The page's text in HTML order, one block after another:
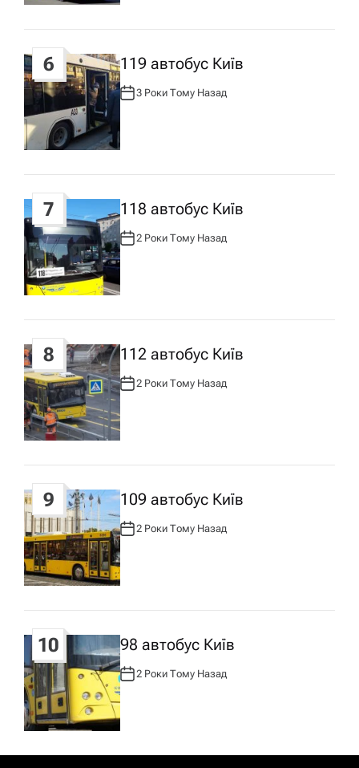
:
6 119 автобус Київ
А
Р
:
3 Роки Тому Назад
7 118 автобус Київ
А
В
Т
Р
:
2 Роки Тому Назад
8 112 автобус Київ
А
В
О
Р
:
2 Роки Тому Назад
9 109 автобус Київ
А
В
Т
О
Р
:
2 Роки Тому Назад
10 98 автобус Київ
А
В
Т
О
Р
:
2 Роки Тому Назад